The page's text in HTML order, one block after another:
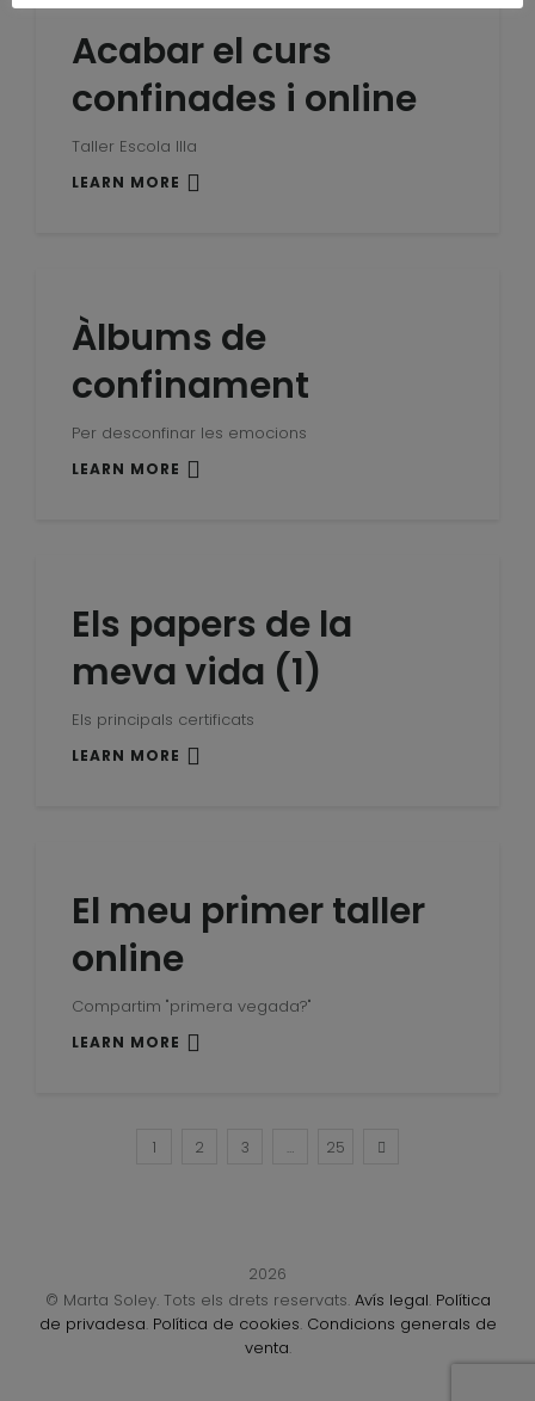
Acabar el curs
confinades i online
Taller Escola Illa
LEARN MORE
Àlbums de
confinament
Per desconfinar les emocions
LEARN MORE
Els papers de la
meva vida (1)
Els principals certificats
LEARN MORE
El meu primer taller
online
Compartim "primera vegada?"
LEARN MORE
1 2 3 … 25
2026
© Marta Soley. Tots els drets reservats. Avís legal. Política
de privadesa. Política de cookies. Condicions generals de
venta.